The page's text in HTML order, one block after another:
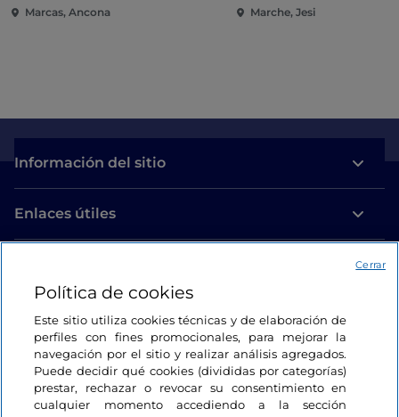
Marcas, Ancona Marche, Jesi
Información del sitio
Enlaces útiles
Estamos en contacto
Política de cookies
Este sitio utiliza cookies técnicas y de elaboración de
perfiles con fines promocionales, para mejorar la
navegación por el sitio y realizar análisis agregados.
Puede decidir qué cookies (divididas por categorías)
prestar, rechazar o revocar su consentimiento en
cualquier momento accediendo a la sección
Cerrar